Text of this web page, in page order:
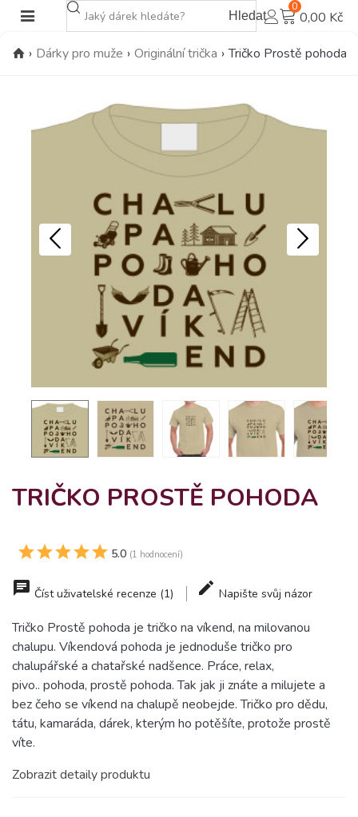
Hledat
0
0,00 Kč
› Dárky pro muže › Originální trička › Tričko Prostě pohoda
TRIČKO PROSTĚ POHODA
5.0 (1 hodnocení)
Číst uživatelské recenze (1) Napište svůj názor
Tričko Prostě pohoda je tričko na víkend, na milovanou
chalupu. Víkendová pohoda je jednoduše tričko pro
chalupářské a chatařské nadšence. Práce, relax,
pivo.. pohoda, prostě pohoda. Tak jak ji znáte a milujete a
bez čeho se víkend na chalupě neobejde. Tričko pro dědu,
tátu, kamaráda, dárek, kterým ho potěšíte, protože prostě
víte.
Zobrazit detaily produktu